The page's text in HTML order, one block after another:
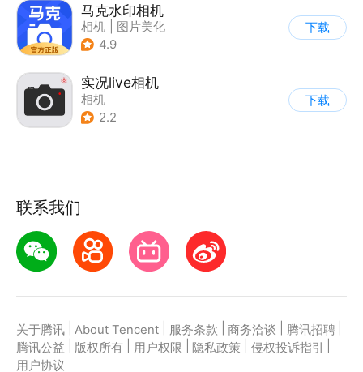
马克水印相机
相机
图片美化
4.9
下载
实况live相机
相机
2.2
下载
联系我们
关于腾讯 About Tencent 服务条款 商务洽谈 腾讯招聘
腾讯公益
版权所有 用户权限 隐私政策 侵权投诉指引
用户协议